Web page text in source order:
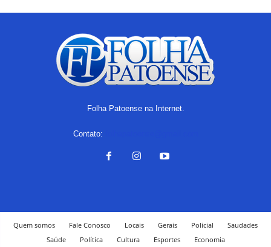
Folha Patoense na Internet.
Contato:
Quem somos Fale Conosco Locais Gerais Policial
Saudades
Saúde
Política Cultura Esportes Economia